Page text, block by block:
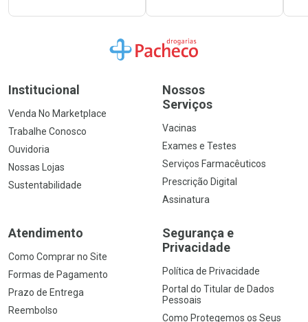
Ir para a Home
Institucional
Venda No Marketplace
Trabalhe Conosco
Ouvidoria
Nossas Lojas
Sustentabilidade
Nossos
Serviços
Vacinas
Exames e Testes
Serviços Farmacêuticos
Prescrição Digital
Assinatura
Atendimento
Como Comprar no Site
Formas de Pagamento
Prazo de Entrega
Reembolso
Segurança e
Privacidade
Política de Privacidade
Portal do Titular de Dados
Pessoais
Como Protegemos os Seus